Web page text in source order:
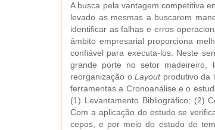
A busca pela vantagem competitiva
levado as mesmas a buscarem
identificar as falhas e erros
âmbito empresarial proporciona
confiável para executa-los. Neste
grande porte no setor
reorganização oLayout produtivo da
ferramentas a Cronoanálise e o
(1) Levantamento Bibliográfico; (2)
Com a aplicação do estudo se
cepos, e por meio do estudo de